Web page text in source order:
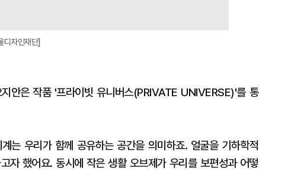
자인재단]
안은 작품 '프라이빗 유니버스(PRIVATE UNIVERSE)'를 통
는 우리가 함께 공유하는 공간을 의미하죠. 얼굴을 기하학적
자 했어요. 동시에 작은 생활 오브제가 우리를 보편성과 어떻